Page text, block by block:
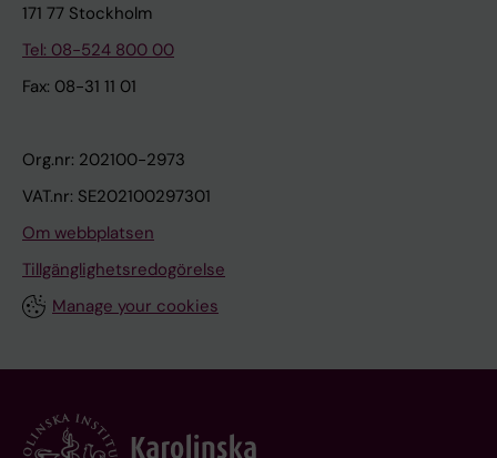
171 77 Stockholm
Tel: 08-524 800 00
Fax: 08-31 11 01
Org.nr: 202100-2973
VAT.nr: SE202100297301
Om webbplatsen
Tillgänglighetsredogörelse
Manage your cookies